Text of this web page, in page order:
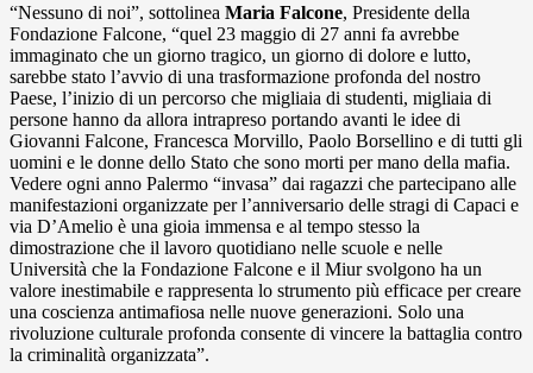
“Nessuno di noi”, sottolinea Maria Falcone, Presidente della
Fondazione Falcone, “quel 23 maggio di 27 anni fa avrebbe
immaginato che un giorno tragico, un giorno di dolore e lutto,
sarebbe stato l’avvio di una trasformazione profonda del nostro
Paese, l’inizio di un percorso che migliaia di studenti, migliaia di
persone hanno da allora intrapreso portando avanti le idee di
Giovanni Falcone, Francesca Morvillo, Paolo Borsellino e di tutti gli
uomini e le donne dello Stato che sono morti per mano della mafia.
Vedere ogni anno Palermo “invasa” dai ragazzi che partecipano alle
manifestazioni organizzate per l’anniversario delle stragi di Capaci e
via D’Amelio è una gioia immensa e al tempo stesso la
dimostrazione che il lavoro quotidiano nelle scuole e nelle
Università che la Fondazione Falcone e il Miur svolgono ha un
valore inestimabile e rappresenta lo strumento più efficace per creare
una coscienza antimafiosa nelle nuove generazioni. Solo una
rivoluzione culturale profonda consente di vincere la battaglia contro
la criminalità organizzata”.